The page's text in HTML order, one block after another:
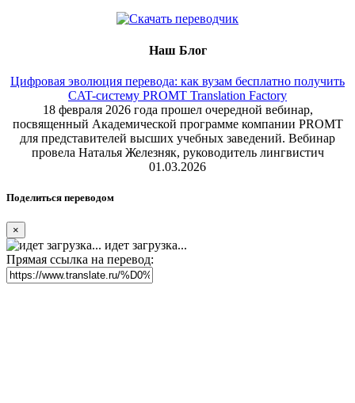
Наш Блог
Цифровая эволюция перевода: как вузам бесплатно получить
CAT-систему PROMT Translation Factory
18 февраля 2026 года прошел очередной вебинар,
посвященный Академической программе компании PROMT
для представителей высших учебных заведений. Вебинар
провела Наталья Железняк, руководитель лингвистич
01.03.2026
Поделиться переводом
×
идет загрузка...
Прямая ссылка на перевод: